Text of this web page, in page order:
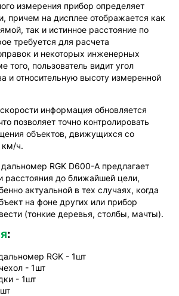
измерения прибор определяет
причем на дисплее отображается как
так и истинное расстояние по
требуется для расчета
и некоторых инженерных
того, пользователь видит угол
и относительную высоту измеренной
информация обновляется
позволяет точно контролировать
объектов, движущихся со
км/ч.
RGK D600-A предлагает
расстояния до ближайшей цели,
актуальной в тех случаях, когда
на фоне других или прибор
(тонкие деревья, столбы, мачты).
:
RGK - 1шт
- 1шт
- 1шт